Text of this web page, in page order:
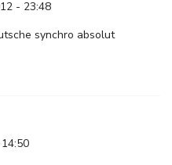
- 23:48
synchro absolut